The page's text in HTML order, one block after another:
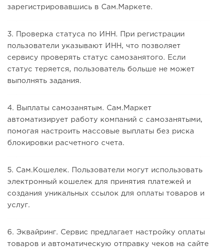
зарегистрировавшись в Сам.Маркете.
3. Проверка статуса по ИНН. При регистрации
пользователи указывают ИНН, что позволяет
сервису проверять статус самозанятого. Если
статус теряется, пользователь больше не может
выполнять задания.
4. Выплаты самозанятым. Сам.Маркет
автоматизирует работу компаний с самозанятыми,
помогая настроить массовые выплаты без риска
блокировки расчетного счета.
5. Сам.Кошелек. Пользователи могут использовать
электронный кошелек для принятия платежей и
создания уникальных ссылок для оплаты товаров и
услуг.
6. Эквайринг. Сервис предлагает настройку оплаты
товаров и автоматическую отправку чеков на сайте